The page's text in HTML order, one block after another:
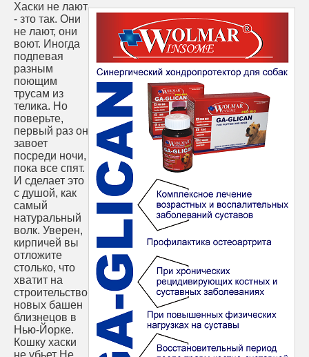
Хаски не лают
- зто так. Они
не лают, они
воют. Иногда
подпевая
разным
поющим
трусам из
телика. Но
поверьте,
первый раз он
завоет
посреди ночи,
пока все спят.
И сделает это
с душой, как
самый
натуральный
волк. Уверен,
кирпичей вы
отложите
столько, что
хватит на
строительство
новых башен
близнецов в
Нью-Йорке.
Кошку хаски